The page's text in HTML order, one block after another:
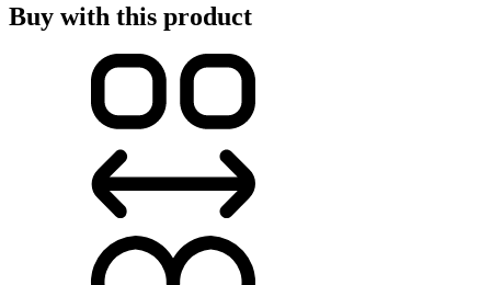
Buy with this product